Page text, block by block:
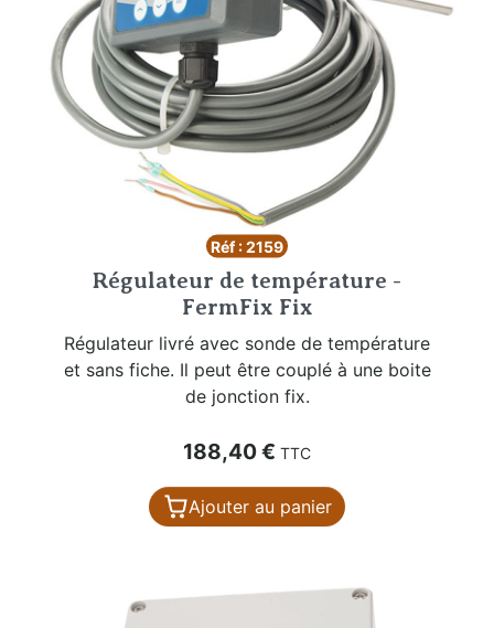
Réf : 2159
Régulateur de température -
FermFix Fix
Régulateur livré avec sonde de température
et sans fiche. Il peut être couplé à une boite
de jonction fix.
Prix
188,40 € TTC
Ajouter au panier